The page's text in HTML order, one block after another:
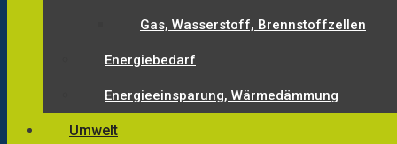
Gas, Wasserstoff, Brennstoffzellen
Energiebedarf
Energieeinsparung, Wärmedämmung
Umwelt